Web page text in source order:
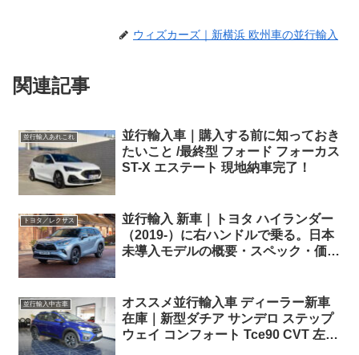
ウィズカーズ｜新横浜 欧州車の並行輸入
関連記事
並行輸入あれこれ
並行輸入車｜購入する前に知っておき
たいこと /最終型 フォード フォーカス
ST-X エステート 現地納車完了！
トヨタ／レクサス
並行輸入 新車｜トヨタ ハイランダー
（2019-）に右ハンドルで乗る。日本
未導入モデルの概要・スペック・価格
並行輸入中古車
オススメ並行輸入車 ディーラー新車
在庫｜新型ダチア サンデロ ステップ
ウェイ コンフォート Tce90 CVT 左ハ